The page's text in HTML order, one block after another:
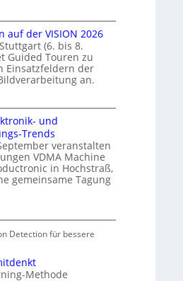
auf der VISION 2026
(6. bis 8.
Guided Touren zu
Einsatzfeldern der
an.
und
Trends
veranstalten
VDMA Machine
in Hochstraß,
gemeinsame Tagung
Detection für bessere
Methode